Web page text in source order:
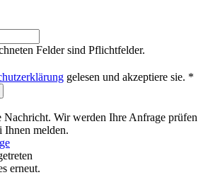
Felder sind Pflichtfelder.
gelesen und akzeptiere sie. *
Wir werden Ihre Anfrage prüfen
Ihnen melden.
erneut.